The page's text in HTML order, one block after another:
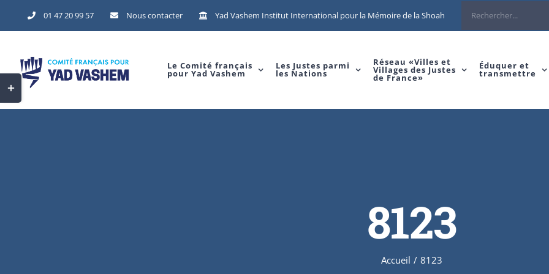
to
01 47 20 99 57 Nous contacter Yad Vashem Institut International pour la Mémoire de la Shoah Rechercher
Le Comité français
pour Yad Vashem
Les Justes parmi
les Nations
Réseau «Villes et
Villages des Justes
de France»
Éduquer et
transmettre
8123
Accueil / 8123
Toggle
Sliding